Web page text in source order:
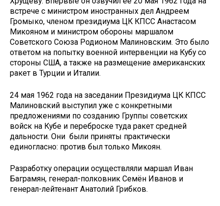
встрече с министром иностранных дел Андреем
Громыко, членом президиума ЦК КПСС Анастасом
Микояном и министром обороны маршалом
Советского Союза Родионом Малиновским. Это было
ответом на попытку военной интервенции на Кубу со
стороны США, а также на размещение американских
ракет в Турции и Италии.
24 мая 1962 года на заседании Президиума ЦК КПСС
Малиновский выступил уже с конкретными
предложениями по созданию Группы советских
войск на Кубе и переброске туда ракет средней
дальности. Они были приняты практически
единогласно: против был только Микоян.
Разработку операции осуществляли маршал Иван
Баграмян, генерал-полковник Семён Иванов и
генерал-лейтенант Анатолий Грибков.